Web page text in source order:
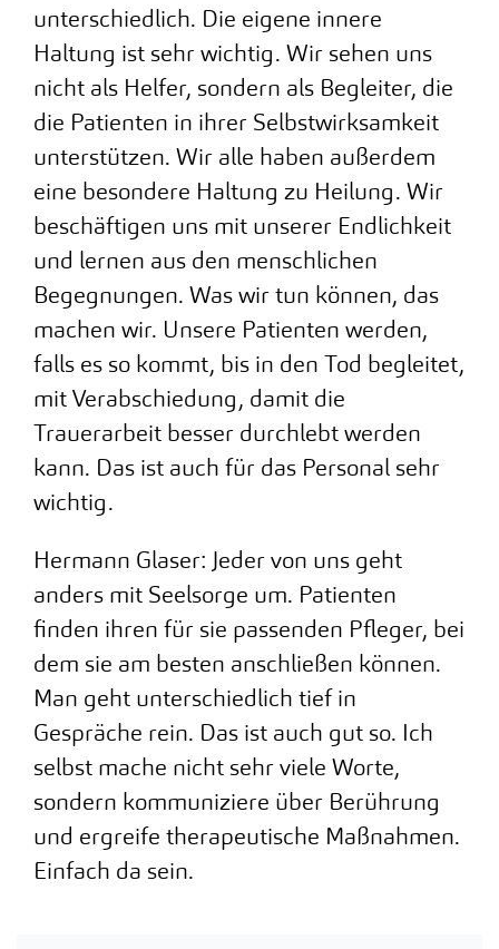
unterschiedlich. Die eigene innere
Haltung ist sehr wichtig. Wir sehen uns
nicht als Helfer, sondern als Begleiter, die
die Patienten in ihrer Selbstwirksamkeit
unterstützen. Wir alle haben außerdem
eine besondere Haltung zu Heilung. Wir
beschäftigen uns mit unserer Endlichkeit
und lernen aus den menschlichen
Begegnungen. Was wir tun können, das
machen wir. Unsere Patienten werden,
falls es so kommt, bis in den Tod begleitet,
mit Verabschiedung, damit die
Trauerarbeit besser durchlebt werden
kann. Das ist auch für das Personal sehr
wichtig.
Hermann Glaser: Jeder von uns geht
anders mit Seelsorge um. Patienten
finden ihren für sie passenden Pfleger, bei
dem sie am besten anschließen können.
Man geht unterschiedlich tief in
Gespräche rein. Das ist auch gut so. Ich
selbst mache nicht sehr viele Worte,
sondern kommuniziere über Berührung
und ergreife therapeutische Maßnahmen.
Einfach da sein.